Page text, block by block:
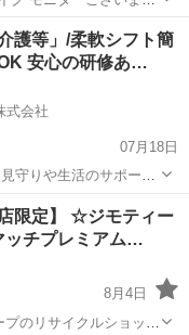
護等」/柔軟シフト簡
安心の研修あ…
式会社
07月18日
守りや生活のサポート
る方が8割です! 具体的
整頓 ・洗濯物の片付け
限定】 ☆ジモティー
ッチプレミアム…
8月4日
のリサイクルショップ